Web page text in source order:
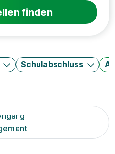
finden
Schulabschluss